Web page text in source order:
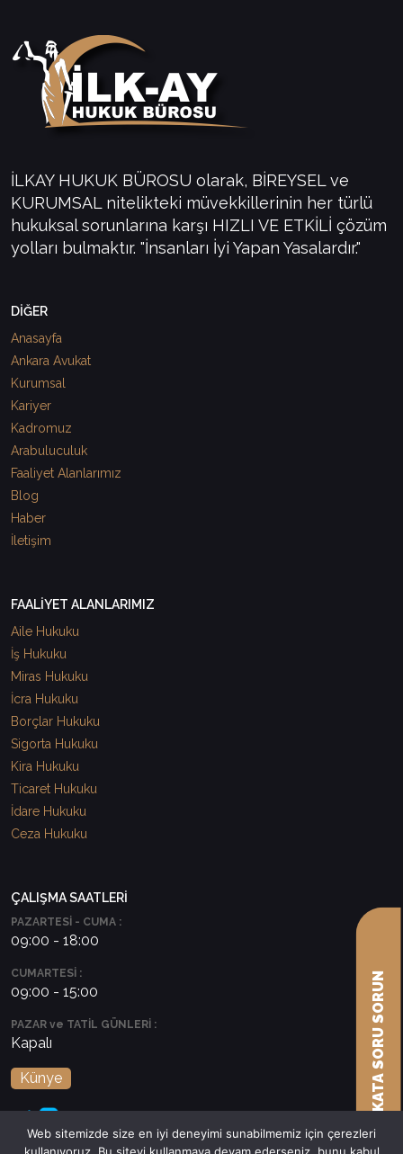
İLKAY HUKUK BÜROSU olarak, BİREYSEL ve
KURUMSAL nitelikteki müvekkillerinin her türlü
hukuksal sorunlarına karşı HIZLI VE ETKİLİ çözüm
yolları bulmaktır. "İnsanları İyi Yapan Yasalardır."
DİĞER
Anasayfa
Ankara Avukat
Kurumsal
Kariyer
Kadromuz
Arabuluculuk
Faaliyet Alanlarımız
Blog
Haber
İletişim
FAALİYET ALANLARIMIZ
Aile Hukuku
İş Hukuku
Miras Hukuku
İcra Hukuku
Borçlar Hukuku
Sigorta Hukuku
Kira Hukuku
Ticaret Hukuku
İdare Hukuku
Ceza Hukuku
ÇALIŞMA SAATLERİ
PAZARTESİ - CUMA :
09:00 - 18:00
CUMARTESİ :
09:00 - 15:00
PAZAR ve TATİL GÜNLERİ :
Kapalı
Künye
Web sitemizde size en iyi deneyimi sunabilmemiz için çerezleriAVUKATA SORU SORUN